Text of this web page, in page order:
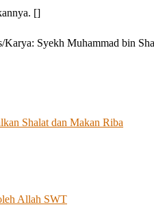
[]
Syekh Muhammad bin
Shalat dan Makan Riba
Allah SWT